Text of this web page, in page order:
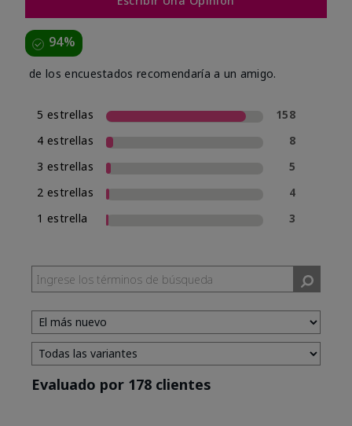
94%
de los encuestados recomendaría a un amigo.
5 estrellas
158
4 estrellas
8
3 estrellas
5
2 estrellas
4
1 estrella
3
Evaluado por 178 clientes